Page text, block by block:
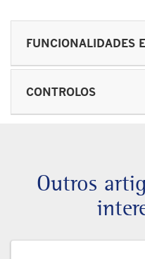
FUNCIONALIDADES
CONTROLOS
Outros